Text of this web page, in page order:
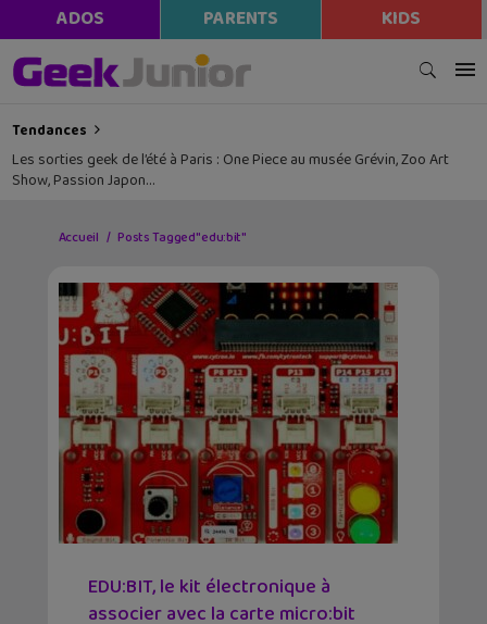
ADOS PARENTS KIDS
Tendances
Les sorties geek de l’été à Paris : One Piece au musée Grévin, Zoo Art
Show, Passion Japon…
Accueil Posts Tagged "edu:bit"
EDU:BIT, le kit électronique à
associer avec la carte micro:bit